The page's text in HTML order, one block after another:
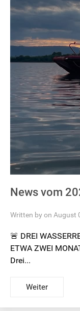
News vom
Written by on August
🚨 DREI
ETWA ZWEI
Drei...
Weiter